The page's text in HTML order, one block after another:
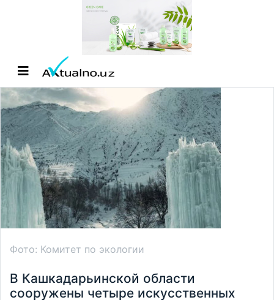
Фото: Комитет по экологии
В Кашкадарьинской области
сооружены четыре искусственных